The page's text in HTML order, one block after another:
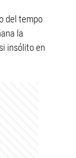
del tempo
la
insólito en